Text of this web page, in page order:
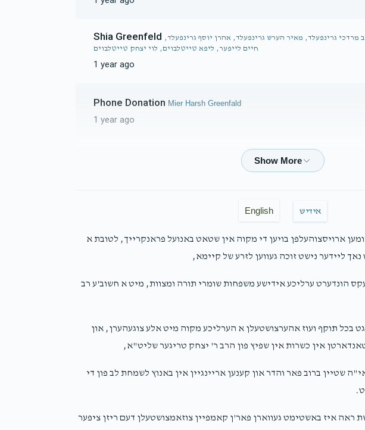
Shia Greenfeld מרדכי גרינפעלד, מאיר הערש גרינפעלד, אהרן יוסף גרינפעלד,
חיים לייפער, ליפא טייטלבוים, לוי יצחק טייטלבוים
1 year ago
Phone Donation Mier Harsh Greenfald
1 year ago
1 year ago
English אידיש
ארויסצוהעלפן בויען די מקוה אין שטאט באנועל פראנקרייך, לטובת א
ליידער נישט זוכה געווען לזרע של קיימא,
הונדערט ערליכע אידישע משפחות שומרי תורה ומצוות, מיט א חשוב'ע רב
בכל תוקף ועוז אהערצושטעלן א הערליכע מקוה מיט אלע צוגעהערן, און
אין כשרות אין שפיץ פון הרב ר' יצחק טריגער שליט"א,
שטיין ברוב פאר והדר און קענען אריינגיין אין באנוץ לשמחת לב פון די
ראה איז באשטימט געווארן פאר'ן קאמפיין צוזאמצושטעלן דעם ריזן ציפער